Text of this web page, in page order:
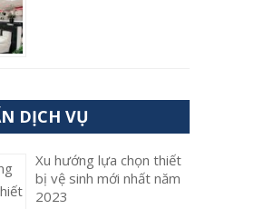
DỊCH VỤ
Xu hướng lựa chọn thiết
bị vệ sinh mới nhất năm
2023